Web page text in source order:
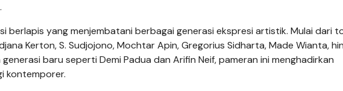
berlapis yang menjembatani berbagai generasi ekspresi artistik. Mulai dari
Kerton, S. Sudjojono, Mochtar Apin, Gregorius Sidharta, Made Wianta,
baru seperti Demi Padua dan Arifin Neif, pameran ini menghadirkan
kontemporer.